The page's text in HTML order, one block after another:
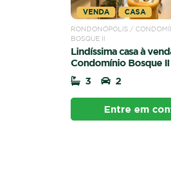
VENDA CASA
RONDONÓPOLIS /
BOSQUE II
Lindíssima casa à
Condomínio Bosque II
3
2
Entre em